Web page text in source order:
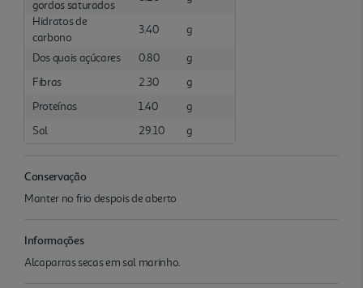
gordos saturados
Hidratos de
carbono
3.40 g
Dos quais açúcares 0.80
g
Fibras
2.30
g
Proteínas
1.40
g
Sal
29.10 g
Conservação
Manter no frio despois de aberto
Informações
Alcaparras secas em sal marinho.